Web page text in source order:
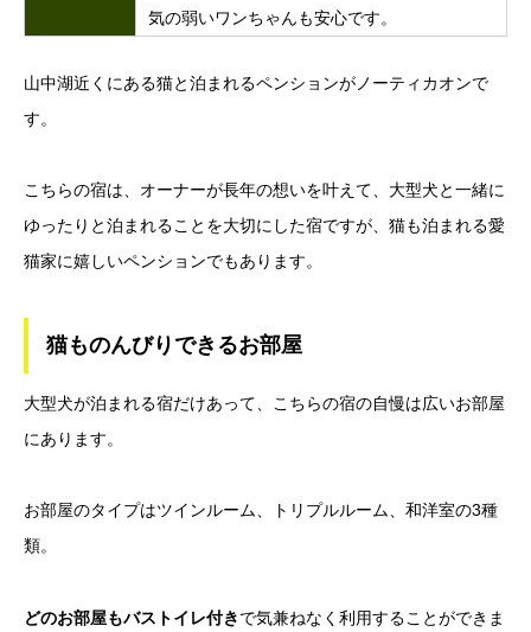
気の弱いワンちゃんも安心です。
山中湖近くにある猫と泊まれるペンションがノーティカオンで
す。
こちらの宿は、オーナーが長年の想いを叶えて、大型犬と一緒に
ゆったりと泊まれることを大切にした宿ですが、猫も泊まれる愛
猫家に嬉しいペンションでもあります。
猫ものんびりできるお部屋
大型犬が泊まれる宿だけあって、こちらの宿の自慢は広いお部屋
にあります。
お部屋のタイプはツインルーム、トリプルルーム、和洋室の3種
類。
どのお部屋もバストイレ付きで気兼ねなく利用することができま